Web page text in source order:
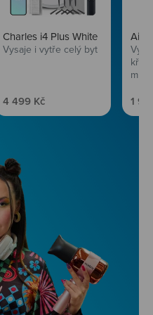
Charles i4 Plus White
Vysaje i vytře celý byt
Prodejní cena
4 499 Kč 1